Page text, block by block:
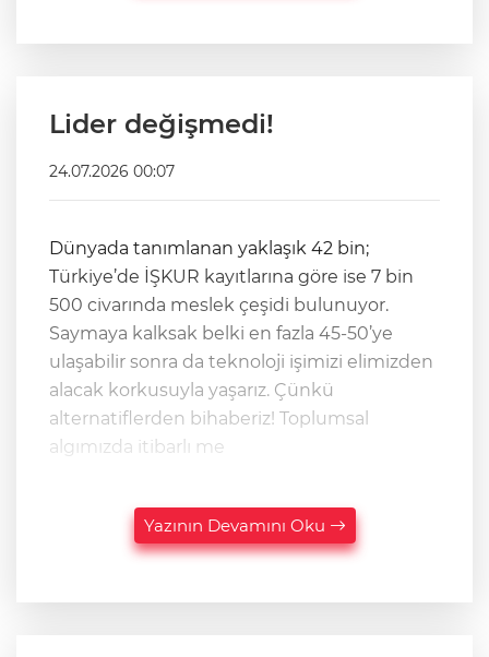
Lider değişmedi!
24.07.2026 00:07
Dünyada tanımlanan yaklaşık 42 bin;
Türkiye’de İŞKUR kayıtlarına göre ise 7 bin
500 civarında meslek çeşidi bulunuyor.
Saymaya kalksak belki en fazla 45-50’ye
ulaşabilir sonra da teknoloji işimizi elimizden
alacak korkusuyla yaşarız. Çünkü
alternatiflerden bihaberiz! Toplumsal
algımızda itibarlı me
Yazının Devamını Oku